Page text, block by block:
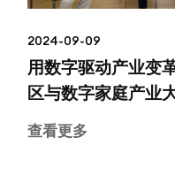
2024-09-09
用数字驱动产业变
区与数字家庭产业
查看更多